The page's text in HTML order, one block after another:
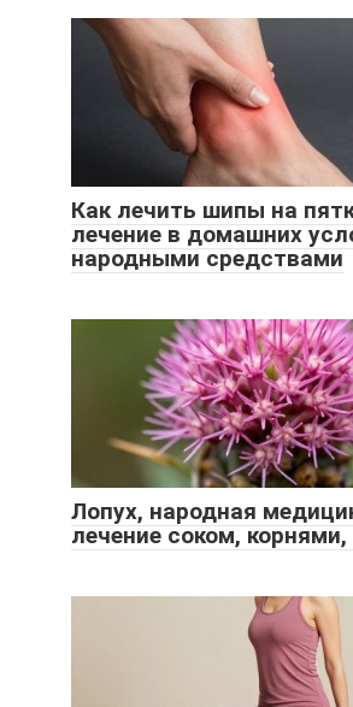
Как лечить шипы на
лечение в домашних
народными средствами
Лопух, народная
лечение соком,